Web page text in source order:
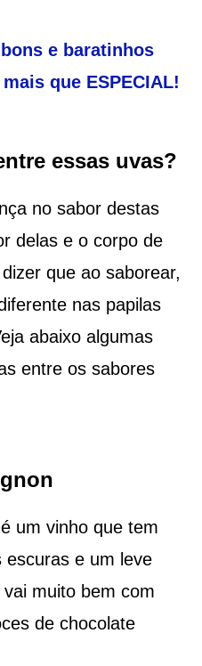
e baratinhos
que ESPECIAL!
essas uvas?
no sabor destas
delas e o corpo de
que ao saborear,
nas papilas
abaixo algumas
entre os sabores
um vinho que tem
e um leve
muito bem com
de chocolate